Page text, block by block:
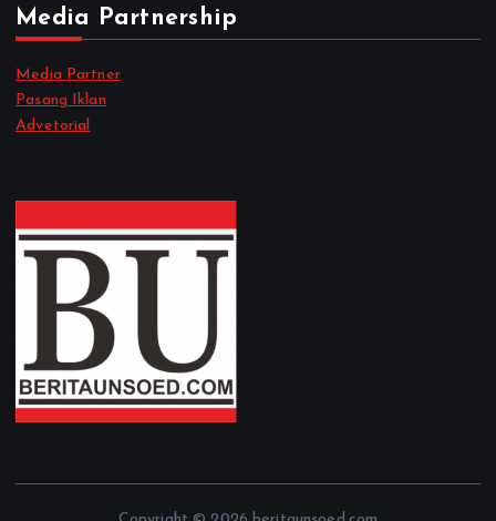
Media Partnership
Media Partner
Pasang Iklan
Advetorial